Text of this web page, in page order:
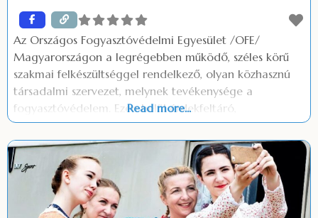
Az Országos Fogyasztóvédelmi Egyesület /OFE/
Magyarországon a legrégebben működő, széles körű
szakmai felkészültséggel rendelkező, olyan közhasznú
társadalmi szervezet, melynek tevékenysége a
fogyasztóvédelem. Ezen belül érdekfeltáró,
érdekképviseleti, érdekvédelmi, fogyasztói tájékoztatási
tevékenységet végez. Az OFE Vas megyében működő
helyi szervezete az Országos Fogyasztóvédelmi
Egyesület Vas megyei Szervezete, (OFEVAS) amely 2013.
november 1 -től önálló jogi személyként tevékenykedik.
Kiemelt céljai között szerepel a
Read more...